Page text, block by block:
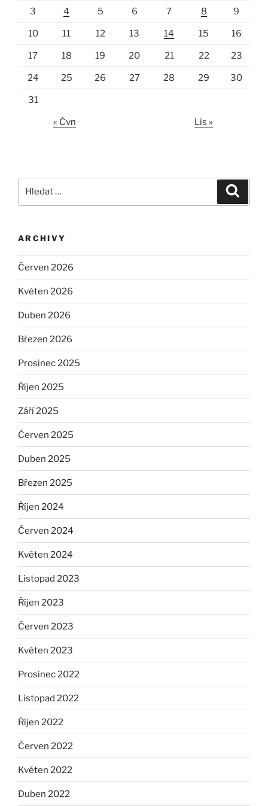
3 4 5 6 7 8 9
10 11 12 13 14 15 16
17 18 19 20 21 22 23
24 25 26 27 28 29 30
31
« Čvn Lis »
ARCHIVY
Červen 2026
Květen 2026
Duben 2026
Březen 2026
Prosinec 2025
Říjen 2025
Září 2025
Červen 2025
Duben 2025
Březen 2025
Říjen 2024
Červen 2024
Květen 2024
Listopad 2023
Říjen 2023
Červen 2023
Květen 2023
Prosinec 2022
Listopad 2022
Říjen 2022
Červen 2022
Květen 2022
Duben 2022